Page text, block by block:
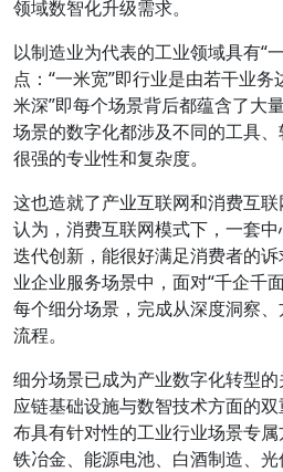
领域数智化升级需求。
以制造业为代表的工业领域具有“
点：“一米宽”即行业是由若干业
米深”即每个场景背后都蕴含了大
场景的数字化都涉及不同的工具
很强的专业性和复杂度。
这也造就了产业互联网和消费互
认为，消费互联网模式下，一套
迭代创新，能很好满足消费者的
业企业服务场景中，面对“千企千
每个细分场景，完成从深度洞察
流程。
细分场景已成为产业数字化转型
应链基础设施与数智技术方面的
布具有针对性的工业行业场景专
铁冶金、能源电池、白酒制造、